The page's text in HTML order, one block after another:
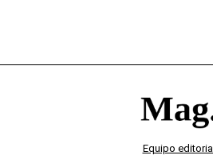
Equipo editorial